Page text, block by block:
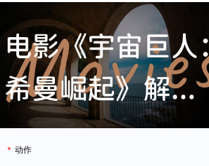
数人，今天终于轮到天空来审判大地。"
有三句台词的洗碗工大妈都贡献了神级
动作